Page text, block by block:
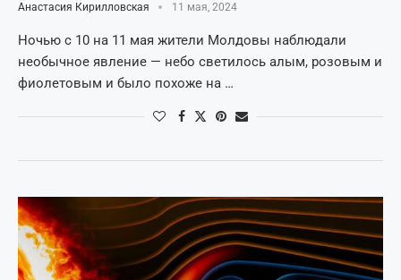
Анастасия Кирилловская 11 мая, 2024
Ночью c 10 на 11 мая жители Молдовы наблюдали
необычное явление — небо светилось алым, розовым и
фиолетовым и было похоже на …